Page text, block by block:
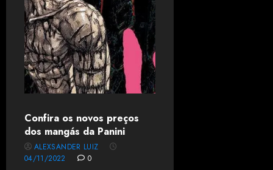
Confira os novos preços
dos mangás da Panini
ALEXSANDER LUIZ
04/11/2022
0